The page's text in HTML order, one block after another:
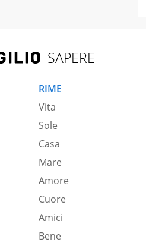
SAPERE
RIME
Vita
Sole
Casa
Mare
Amore
Cuore
Amici
Bene